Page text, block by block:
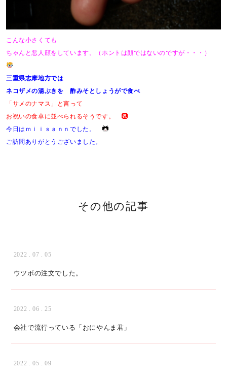
こんな小さくても
ちゃんと悪人顔をしています。（ホントは顔ではないのですが・・・）
三重県志摩地方では
ネコザメの湯ぶきを 酢みそとしょうがで食べ
「サメのナマス」と言って
お祝いの食卓に並べられるそうです。
今日はｍｉｉｓａｎｎでした。
ご訪問ありがとうございました。
その他の記事
2022 . 07 . 05
ウツボの注文でした。
2022 . 06 . 25
会社で流行っている「おにやんま君」
2022 . 05 . 09